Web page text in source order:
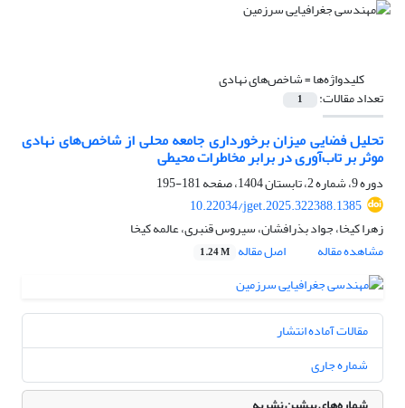
کلیدواژه‌ها =شاخص‌های نهادی
تعداد مقالات: 1
تحلیل فضایی میزان برخورداری جامعه محلی از شاخص‌های نهادی
موثر بر تاب‌آوری در برابر مخاطرات محیطی
دوره 9، شماره 2، تابستان 1404، صفحه
181-195
10.22034/jget.2025.322388.1385
زهرا کیخا، جواد بذرافشان، سیروس قنبری، عالمه کیخا
مشاهده مقاله
اصل مقاله 1.24 M
مقالات آماده انتشار
شماره جاری